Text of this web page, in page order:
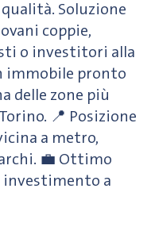
Soluzione
coppie,
o investitori alla
immobile pronto
delle zone più
📍 Posizione
a metro,
💼 Ottimo
investimento a